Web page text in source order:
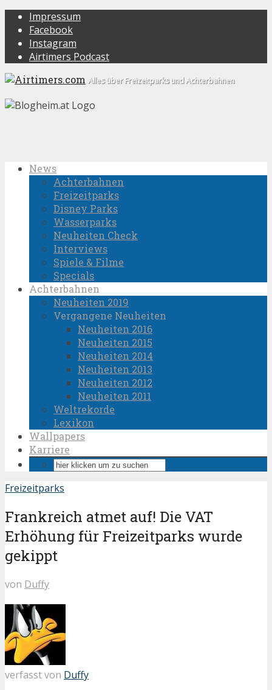
Impressum
Facebook
Instagram
Airtimers Podcast
Alles über Freizeitparks und Achterbahnen
News
Achterbahnen
Freizeitparks
Disney Parks
Wasserparks
Neuheiten Check
Interviews
Spiele & Filme
Specials
Achterbahnen
Neuheiten 2019
Vergangene Neuheiten
Neuheiten 2016
Neuheiten 2015
Neuheiten 2014
Neuheiten 2013
Neuheiten 2012
Neuheiten 2011
Weltrekorde
Lexikon
Wallpapers
Karriere
Freizeitparks
Frankreich atmet auf! Die VAT
Erhöhung für Freizeitparks wurde
gekippt
von Duffy
verfasst von Duffy